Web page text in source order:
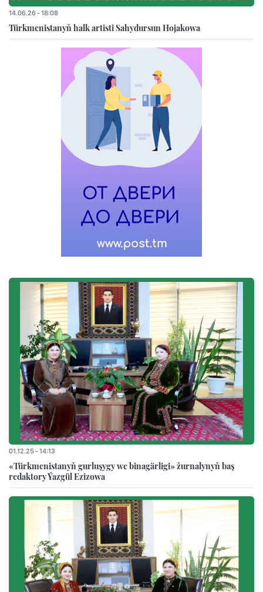
14.06.26 - 18:08
Türkmenistanyň halk artisti Sahydursun Hojakowa
01.12.25 - 14:13
«Türkmenistanyň gurluşygy we binagärligi» žurnalynyň baş
redaktory Ýazgül Ezizowa